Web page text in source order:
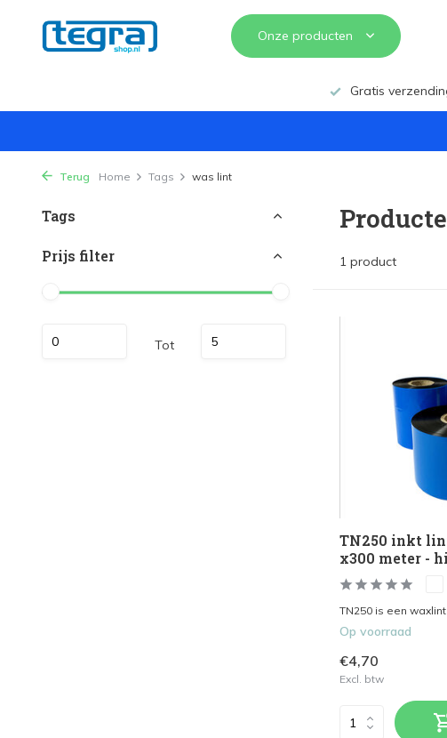
Onze producten
Gratis
Terug Home Tags was lint
Tags
Prijs filter
Tot
1 product
TN250 inkt
x300 meter -
TN250 is een
Op voorraad
€4,70
Excl. btw